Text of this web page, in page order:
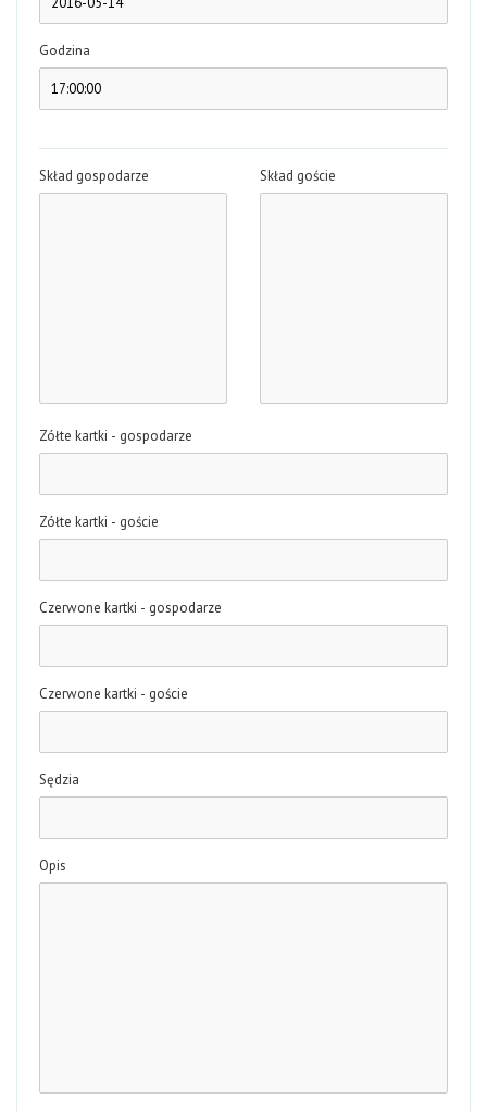
Godzina
Skład gospodarze Skład goście
Zółte kartki - gospodarze
Zółte kartki - goście
Czerwone kartki - gospodarze
Czerwone kartki - goście
Sędzia
Opis